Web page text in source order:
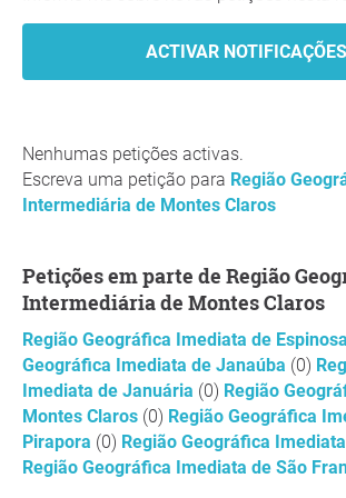
Nenhumas petições activas.
Escreva uma petição para Região
Intermediária de Montes Claros
Petições em parte de Região Geográfica
Intermediária de Montes Claros
Região Geográfica Imediata de Espinosa
Geográfica Imediata de Janaúba (0)
Imediata de Januária (0) Região
Montes Claros (0) Região Geográfica
Pirapora (0) Região Geográfica
Região Geográfica Imediata de São